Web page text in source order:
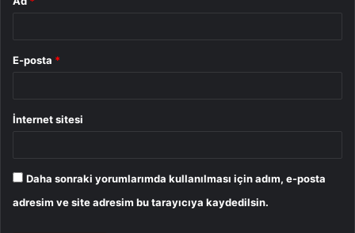
E-posta *
İnternet sitesi
Daha sonraki yorumlarımda kullanılması için adım, e-posta
adresim ve site adresim bu tarayıcıya kaydedilsin.